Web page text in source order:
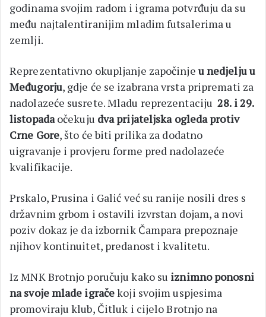
godinama svojim radom i igrama potvrđuju da su
među najtalentiranijim mladim futsalerima u
zemlji.
Reprezentativno okupljanje započinjeu nedjelju u
Međugorju, gdje će se izabrana vrsta pripremati za
nadolazeće susrete. Mladu reprezentaciju28. i 29.
listopadaočekuju dva prijateljska ogleda protiv
Crne Gore, što će biti prilika za dodatno
uigravanje i provjeru forme pred nadolazeće
kvalifikacije.
Prskalo, Prusina i Galić već su ranije nosili dres s
državnim grbom i ostavili izvrstan dojam, a novi
poziv dokaz je da izbornik Čampara prepoznaje
njihov kontinuitet, predanost i kvalitetu.
Iz MNK Brotnjo poručuju kako su iznimno ponosni
na svoje mlade igračekoji svojim uspjesima
promoviraju klub, Čitluk i cijelo Brotnjo na